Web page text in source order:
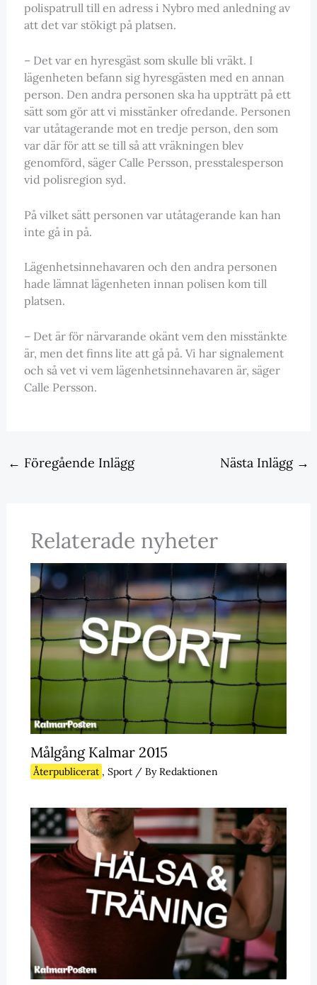
polispatrull till en adress i Nybro med anledning av
att det var stökigt på platsen.
– Det var en hyresgäst som skulle bli vräkt. I
lägenheten befann sig hyresgästen med en annan
person. Den andra personen ska ha uppträtt på ett
sätt som gör att vi misstänker ofredande. Personen
var utåtagerande mot en tredje person, den som
var där för att se till så att vräkningen blev
genomförd, säger Calle Persson, presstalesperson
vid polisregion syd.
På vilket sätt personen var utåtagerande kan han
inte gå in på.
Lägenhetsinnehavaren och den andra personen
hade lämnat lägenheten innan polisen kom till
platsen.
– Det är för närvarande okänt vem den misstänkte
är, men det finns lite att gå på. Vi har signalement
och så vet vi vem lägenhetsinnehavaren är, säger
Calle Persson.
← Föregående Inlägg Nästa Inlägg →
Relaterade nyheter
Målgång Kalmar 2015
Återpublicerat , Sport/ ByRedaktionen